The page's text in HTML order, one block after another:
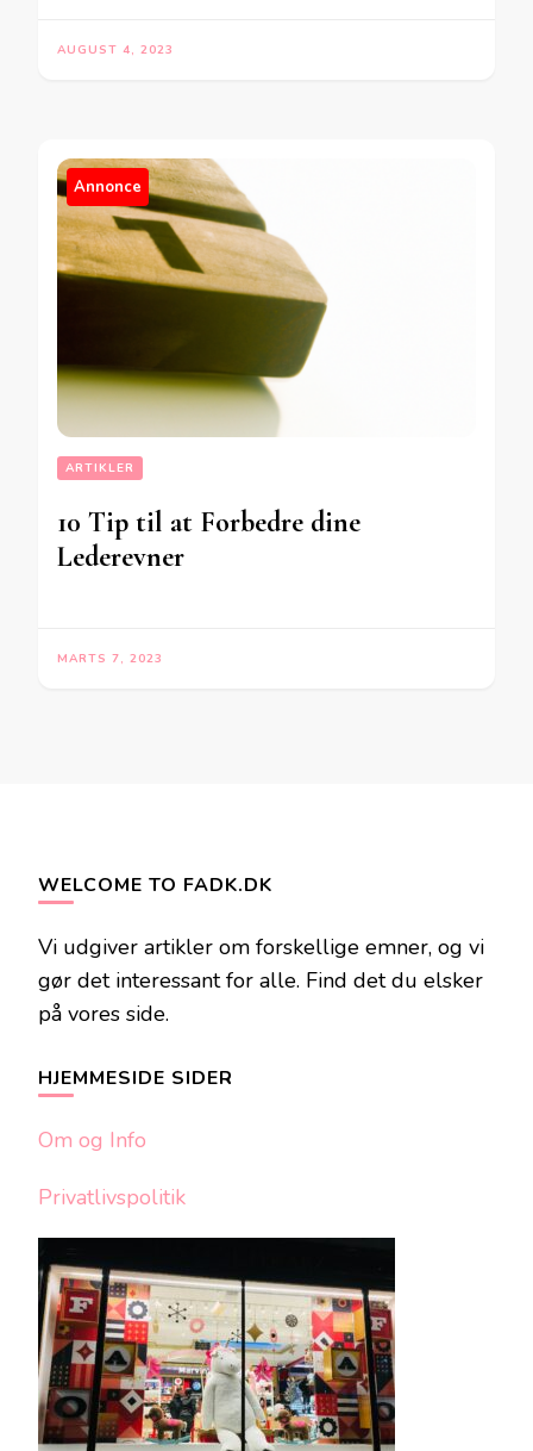
AUGUST 4, 2023
Annonce
ARTIKLER
10 Tip til at Forbedre dine
Lederevner
MARTS 7, 2023
WELCOME TO FADK.DK
Vi udgiver artikler om forskellige emner, og vi
gør det interessant for alle. Find det du elsker
på vores side.
HJEMMESIDE SIDER
Om og Info
Privatlivspolitik